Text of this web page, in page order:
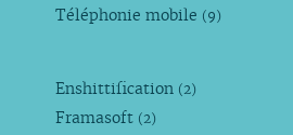
Téléphonie mobile (9)
Enshittification (2)
Framasoft (2)